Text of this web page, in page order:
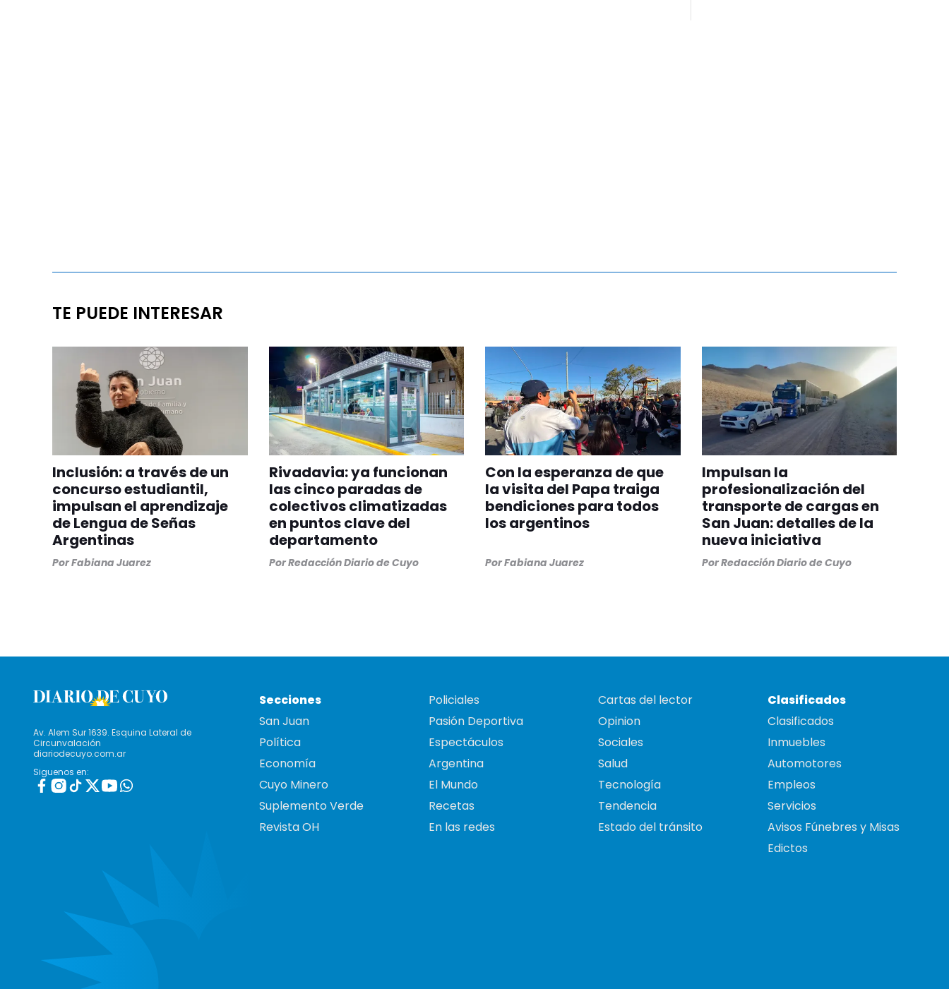
TE PUEDE INTERESAR
Inclusión: a través de un
concurso estudiantil,
impulsan el aprendizaje
de Lengua de Señas
Argentinas
PorFabiana Juarez
Rivadavia: ya funcionan
las cinco paradas de
colectivos climatizadas
en puntos clave del
departamento
PorRedacción Diario de Cuyo
Con la esperanza de que
la visita del Papa traiga
bendiciones para todos
los argentinos
PorFabiana Juarez
Impulsan la
profesionalización del
transporte de cargas en
San Juan: detalles de la
nueva iniciativa
PorRedacción Diario de Cuyo
Av. Alem Sur 1639. Esquina Lateral de
Circunvalación
diariodecuyo.com.ar
Siguenos en:
Secciones
San Juan
Política
Economía
Cuyo Minero
Suplemento Verde
Revista OH
Policiales
Pasión Deportiva
Espectáculos
Argentina
El Mundo
Recetas
En las redes
Cartas del lector
Opinion
Sociales
Salud
Tecnología
Tendencia
Estado del tránsito
Clasificados
Clasificados
Inmuebles
Automotores
Empleos
Servicios
Avisos Fúnebres y Misas
Edictos